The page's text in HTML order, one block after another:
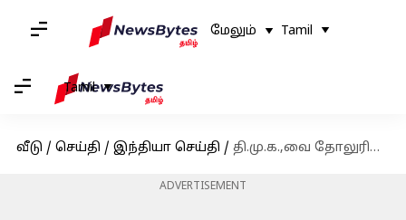
மேலும் Tamil
Tamil
வீடு / செய்தி / இந்தியா செய்தி / தி.மு.க.,வை தோலுரித்து காட்டப்போகிறோம்: 7 முறை தன்னைத்தானே சாட்டையால் அடித்து போராட்டம் நடத்திய அண்ணாமலை
ADVERTISEMENT